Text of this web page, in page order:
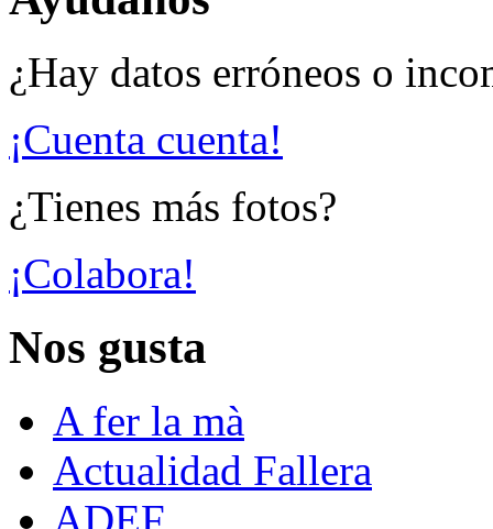
¿Hay datos erróneos o
¡Cuenta cuenta!
¿Tienes más fotos?
¡Colabora!
Nos gusta
A fer la mà
Actualidad Fallera